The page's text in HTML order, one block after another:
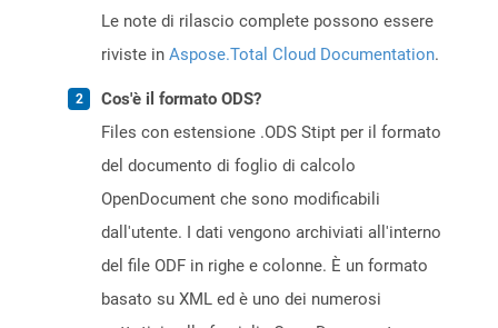
Le note di rilascio complete possono essere
riviste in Aspose.Total Cloud Documentation.
Cos'è il formato ODS?
Files con estensione .ODS Stipt per il formato
del documento di foglio di calcolo
OpenDocument che sono modificabili
dall'utente. I dati vengono archiviati all'interno
del file ODF in righe e colonne. È un formato
basato su XML ed è uno dei numerosi